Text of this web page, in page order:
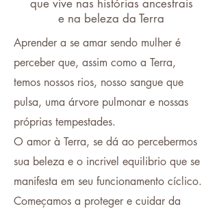
que vive nas histórias ancestrais
e na beleza da Terra
Aprender a se amar sendo mulher é
perceber que, assim como a Terra,
temos nossos rios, nosso sangue que
pulsa, uma árvore pulmonar e nossas
próprias tempestades.
O amor à Terra, se dá ao percebermos
sua beleza e o incrivel equilibrio que se
manifesta em seu funcionamento cíclico.
Começamos a proteger e cuidar da